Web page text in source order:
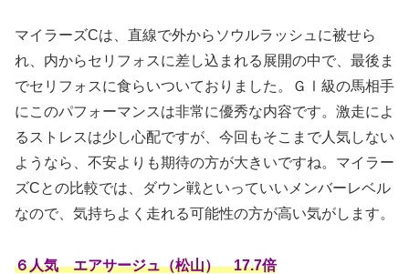
マイラーズCは、直線で外からソウルラッシュに被せら
れ、内からセリフォスに差し込まれる展開の中で、最後ま
でセリフォスに食らいついておりました。ＧⅠ級の馬相手
にこのパフォーマンスは非常に優秀な内容です。激走によ
るストレスは少し心配ですが、今回もそこまで人気しない
ようなら、不安よりも期待の方が大きいですね。マイラー
ズCとの比較では、ダウン戦といっていいメンバーレベル
なので、気持ちよく走れる可能性の方が高い気がします。
６人気 エアサージュ（松山） 17.7倍